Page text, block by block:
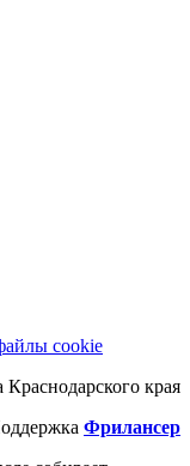
cookie
Краснодарского края
Фрилансер